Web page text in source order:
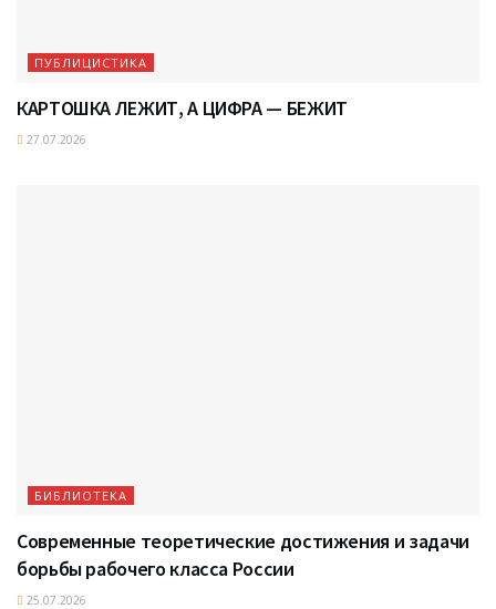
ПУБЛИЦИСТИКА
КАРТОШКА ЛЕЖИТ, А ЦИФРА — БЕЖИТ
27.07.2026
БИБЛИОТЕКА
Современные теоретические достижения и задачи
борьбы рабочего класса России
25.07.2026